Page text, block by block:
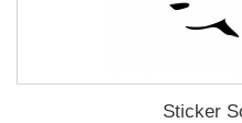
Sticker